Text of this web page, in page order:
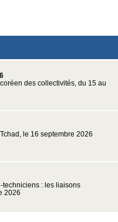
des collectivités, du 15 au
le 16 septembre 2026
techniciens : les liaisons
2026